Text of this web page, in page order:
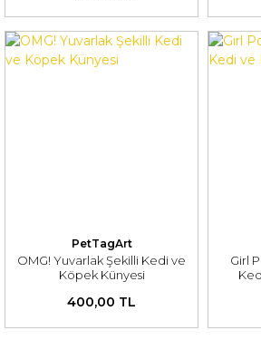
PetTagArt
OMG! Yuvarlak Şekilli Kedi ve
Köpek Künyesi
400,00 TL
Girl